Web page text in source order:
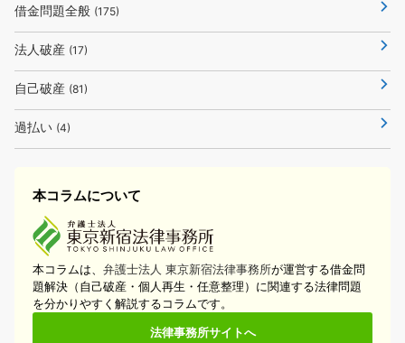
借金問題全般 (175)
法人破産 (17)
自己破産 (81)
過払い (4)
本コラムについて
本コラムは、 弁護士法人 東京新宿法律事務所が運営する借金問
題解決（自己破産・個人再生・任意整理）に関連する法律問題
を分かりやすく解説するコラムです。
法律事務所サイトへ